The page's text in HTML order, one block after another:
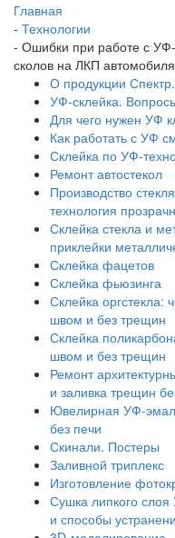
Главная
- Технологии
- Ошибки при работе с
сколов на ЛКП автомобиля
О продукции
УФ-склейка.
Для чего нужен УФ
Как работать с УФ
Склейка по УФ-
Ремонт автостекол
Производство
технология
Склейка стекла и
приклейки
Склейка фацетов
Склейка фьюзинга
Склейка оргстекла:
швом и без трещин
Склейка
швом и без трещин
Ремонт
и заливка трещин
Ювелирная УФ-
без печи
Скинали. Постеры
Заливной триплекс
Изготовление
Сушка липкого
и способы